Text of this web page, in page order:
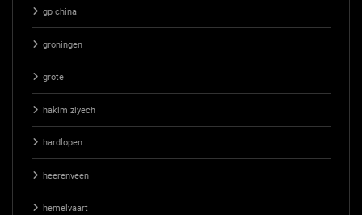
gp china
groningen
grote
hakim ziyech
hardlopen
heerenveen
hemelvaart